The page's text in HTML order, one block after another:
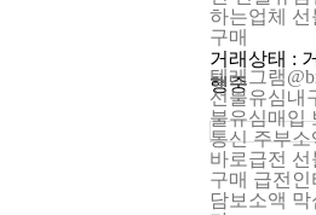
하는업체 선
구매
거래상태 :
행중
텔레그램
선불유심내
불유심매입
통신 주부소
바로급전 선
구매 급전인
담보소액 막